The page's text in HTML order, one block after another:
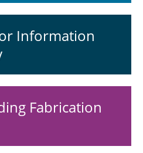
Information
Fabrication